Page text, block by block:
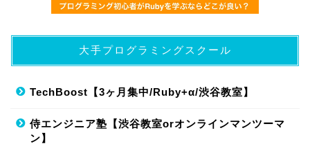
大手プログラミングスクール
TechBoost【3ヶ月集中/Ruby+α/渋谷教室】
侍エンジニア塾【渋谷教室orオンラインマンツーマ
ン】